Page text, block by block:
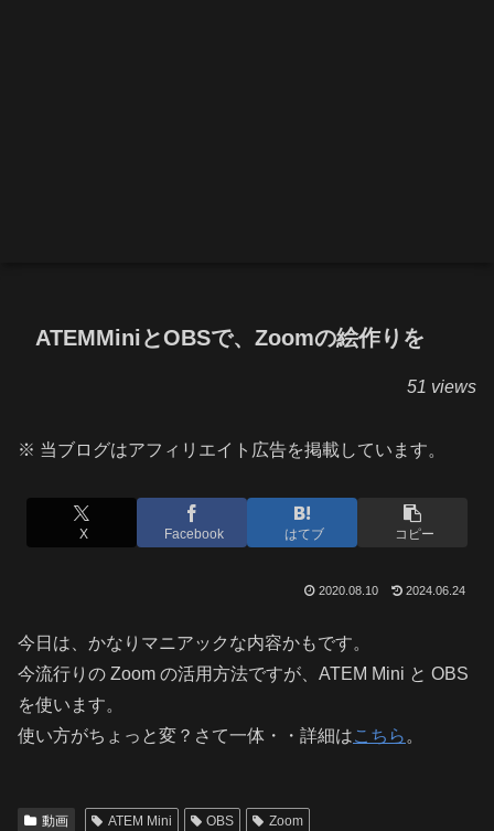
ATEMMiniとOBSで、Zoomの絵作りを
51 views
※ 当ブログはアフィリエイト広告を掲載しています。
X Facebook はてブ コピー
2020.08.10 2024.06.24
今日は、かなりマニアックな内容かもです。
今流行りの Zoom の活用方法ですが、ATEM Mini と OBS
を使います。
使い方がちょっと変？さて一体・・詳細はこちら。
動画 ATEM Mini OBS Zoom